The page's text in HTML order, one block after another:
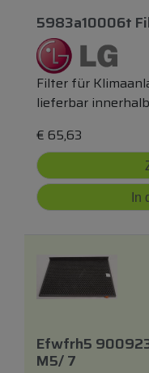
5983a10006t
Filter für
lieferbar
€ 65,63
In
Efwfrh5
M5/ 7